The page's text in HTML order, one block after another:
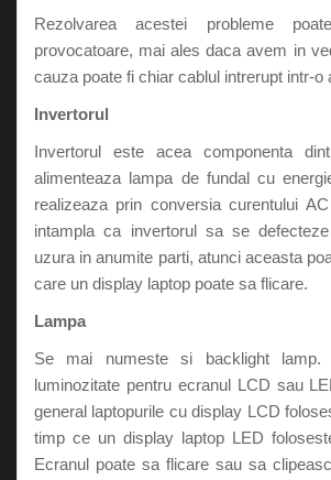
Rezolvarea acestei probleme
provocatoare, mai ales daca avem in
cauza poate fi chiar cablul intrerupt intr-o
Invertorul
Invertorul este acea componenta
alimenteaza lampa de fundal cu
realizeaza prin conversia curentului
intampla ca invertorul sa se
uzura in anumite parti, atunci aceasta
care un display laptop poate sa flicare.
Lampa
Se mai numeste si backlight lamp.
luminozitate pentru ecranul LCD sau
general laptopurile cu display LCD
timp ce un display laptop LED
Ecranul poate sa flicare sau sa